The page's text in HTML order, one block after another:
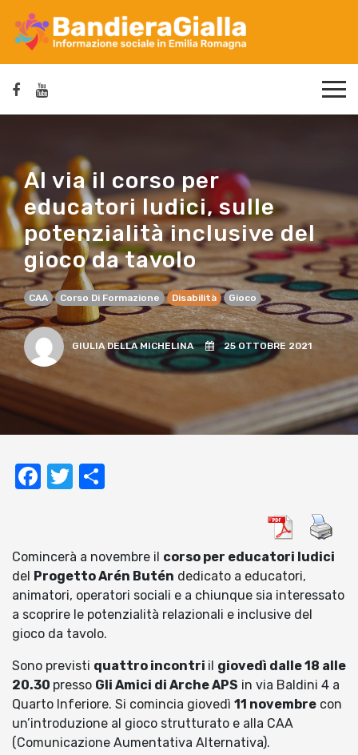
Al via il corso per
educatori ludici, sulle
potenzialità inclusive del
gioco da tavolo
CAA Corso Di Formazione Disabilità Gioco
GIULIA DELLA MICHELINA 25 OTTOBRE 2021
Facebook
Twitter
Comincerà a novembre il corso per educatori ludici
del Progetto Arén Butén dedicato a educatori,
animatori, operatori sociali e a chiunque sia interessato
a scoprire le potenzialità relazionali e inclusive del
gioco da tavolo.
Sono previsti quattro incontri il giovedì dalle 18 alle
20.30 presso Gli Amici di Arche APS in via Baldini 4 a
Quarto Inferiore. Si comincia giovedì 11 novembre con
un’introduzione al gioco strutturato e alla CAA
(Comunicazione Aumentativa Alternativa).